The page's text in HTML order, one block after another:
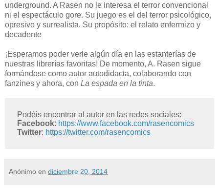
underground. A Rasen no le interesa el terror convencional
ni el espectáculo gore. Su juego es el del terror psicológico,
opresivo y surrealista. Su propósito: el relato enfermizo y
decadente
¡Esperamos poder verle algún día en las estanterías de
nuestras librerías favoritas! De momento, A. Rasen sigue
formándose como autor autodidacta, colaborando con
fanzines y ahora, con La espada en la tinta.
Podéis encontrar al autor en las redes sociales:
Facebook: https://www.facebook.com/rasencomics
Twitter: https://twitter.com/rasencomics
Anónimo en diciembre 20, 2014